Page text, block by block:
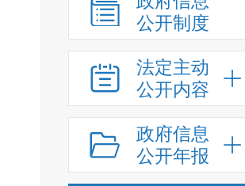
公开制度
法定主动
公开内容
政府信息
公开年报